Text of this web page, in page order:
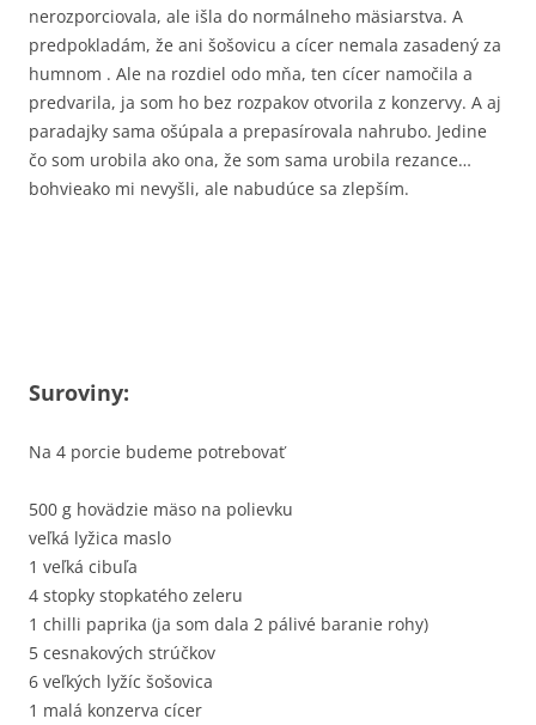
nerozporciovala, ale išla do normálneho mäsiarstva. A
predpokladám, že ani šošovicu a cícer nemala zasadený za
humnom . Ale na rozdiel odo mňa, ten cícer namočila a
predvarila, ja som ho bez rozpakov otvorila z konzervy. A aj
paradajky sama ošúpala a prepasírovala nahrubo. Jedine
čo som urobila ako ona, že som sama urobila rezance…
bohvieako mi nevyšli, ale nabudúce sa zlepším.
Suroviny:
Na 4 porcie budeme potrebovať
500 g hovädzie mäso na polievku
veľká lyžica maslo
1 veľká cibuľa
4 stopky stopkatého zeleru
1 chilli paprika (ja som dala 2 pálivé baranie rohy)
5 cesnakových strúčkov
6 veľkých lyžíc šošovica
1 malá konzerva cícer